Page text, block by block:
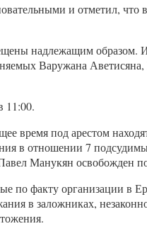
и отметил, что
надлежащим образом.
Варужана
11:00.
время под арестом
в отношении 7
Манукян освобожден
по факту организации в
в заложниках,